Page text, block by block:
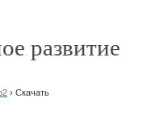
развитие
› Скачать